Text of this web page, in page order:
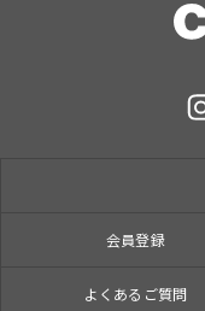
会員登録
よくあるご質問